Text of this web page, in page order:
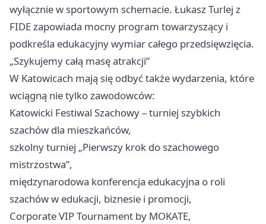
wyłącznie w sportowym schemacie. Łukasz Turlej z
FIDE zapowiada mocny program towarzyszący i
podkreśla edukacyjny wymiar całego przedsięwzięcia.
„Szykujemy całą masę atrakcji”
W Katowicach mają się odbyć także wydarzenia, które
wciągną nie tylko zawodowców:
Katowicki Festiwal Szachowy – turniej szybkich
szachów dla mieszkańców,
szkolny turniej „Pierwszy krok do szachowego
mistrzostwa”,
międzynarodowa konferencja edukacyjna o roli
szachów w edukacji, biznesie i promocji,
Corporate VIP Tournament by MOKATE,